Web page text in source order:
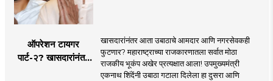
ऑपरेशन टायगर
पार्ट-२? खासदारांनंतर
खासदारांनंतर आता उबाठाचे आमदार आणि नगरसेवकही
फुटणार? महाराष्ट्राच्या राजकारणातला सर्वात मोठा
राजकीय भूकंप अखेर प्रत्यक्षात आला! उपमुख्यमंत्री
एकनाथ शिंदेंनी उबाठा गटाला दिलेला हा दुसरा आणि